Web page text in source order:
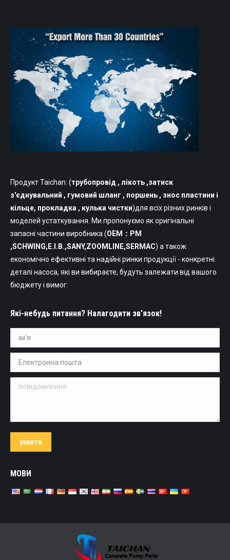
Продукт Taichan: (трубопровід , лікоть ,затиск
з'єднувальний , гумовий шланг , поршень , знос пластини і
кільце, прокладка , кулька чистки)для всіх різних ринків і
моделей устаткування. Ми пропонуємо як оригінальні
запасні частини виробника (OEM：PM
,SCHWING,Е.І.В.,SANY,ZOOMLINE,SERMAC) а також
економічно ефективні та надійні ринки продукції - конкретні
деталі насоса, які ви вибираєте, будуть залежати від вашого
бюджету і вимог.
Які-небудь питання? Налагодити зв'язок!
ім'я *
Електронна пошта *
повідомлення
уявити
МОВИ